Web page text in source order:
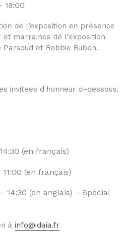
18:00
de l’exposition en présence
et marraines de l’exposition
Parsoud et Bobbie Ruben.
invitees d'honneur ci-dessous.
(en français)
(en français)
14:30 (en anglais) – Spécial
à info@idaia.fr